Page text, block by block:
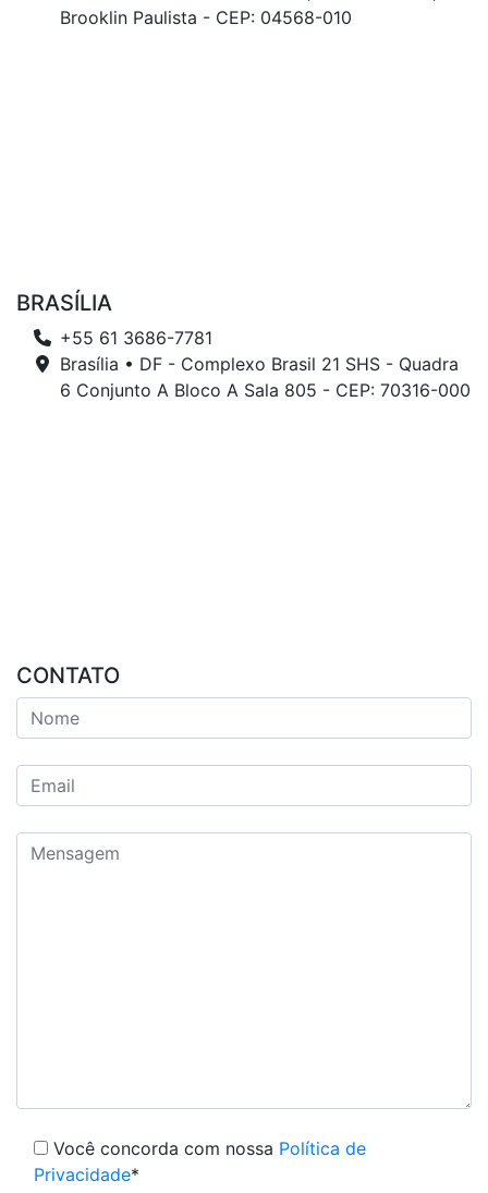
Brooklin Paulista - CEP: 04568-010
BRASÍLIA
+55 61 3686-7781
Brasília • DF - Complexo Brasil 21 SHS - Quadra
6 Conjunto A Bloco A Sala 805 - CEP: 70316-000
CONTATO
Você concorda com nossa Política de
Privacidade*